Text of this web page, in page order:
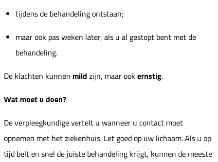
tijdens de behandeling ontstaan;
maar ook pas weken later, als u al gestopt bent met de
behandeling.
De klachten kunnen mild zijn, maar ookernstig.
Wat moet u doen?
De verpleegkundige vertelt u wanneer u contact moet
opnemen met het ziekenhuis. Let goed op uw lichaam. Als u op
tijd belt en snel de juiste behandeling krijgt, kunnen de meeste